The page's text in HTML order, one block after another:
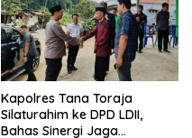
Kapolres Tana Toraja
Silaturahim ke DPD LDII,
Bahas Sinergi Jaga